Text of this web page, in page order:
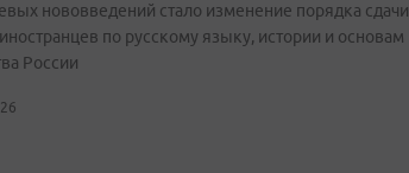
нововведений стало изменение порядка сдачи
по русскому языку, истории и основам
России